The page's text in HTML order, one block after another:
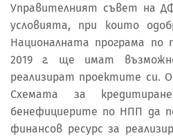
Управителният съвет на
условията, при които
Националната програма по
2019 г. ще имат
реализират проектите си.
Схемата за
бенефициерите по НПП да
финансов ресурс за